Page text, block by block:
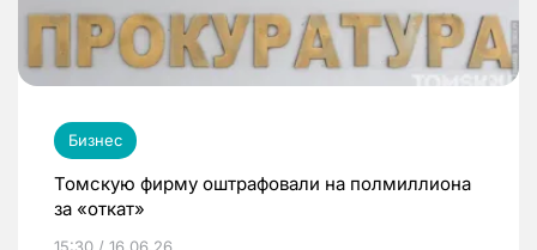
Бизнес
Томскую фирму оштрафовали на полмиллиона
за «откат»